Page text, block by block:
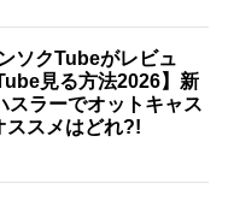
ソクTubeがレビュ
見る方法2026】新
スラーでオットキャス
ススメはどれ?!